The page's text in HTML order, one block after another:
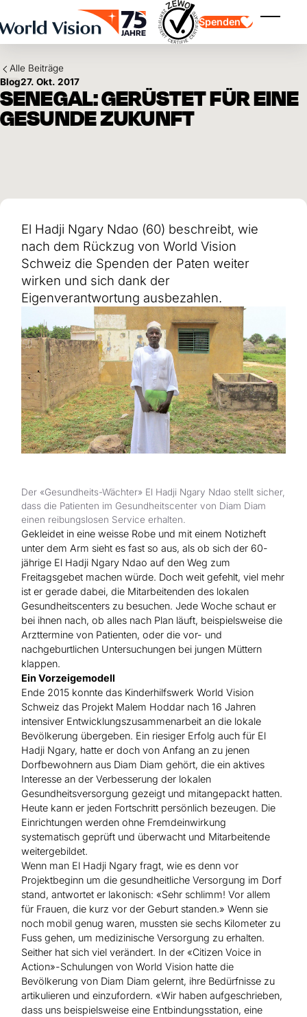
Spenden
Patenschaft für Kinder in Not
Testament und Legat
Philanthropie
Unternehmenskooperationen
Erdbeben Venezuela
Hilfe für Ukraine
Hilfe für Afghanistan
Alle Nothilfe-Projekte
Einsatzgebiete
Wirkung und Erfolge
Mittelverwendung
Jahresbericht und Finanzen
Afrika
Asien
Lateinamerika
Naher Osten und Europa
Alle Beiträge
Blog27. Okt. 2017
SENEGAL: GERÜSTET FÜR EINE
GESUNDE ZUKUNFT
El Hadji Ngary Ndao (60) beschreibt, wie
nach dem Rückzug von World Vision
Schweiz die Spenden der Paten weiter
wirken und sich dank der
Eigenverantwortung ausbezahlen.
Der «Gesundheits-Wächter» El Hadji Ngary Ndao stellt sicher,
dass die Patienten im Gesundheitscenter von Diam Diam
einen reibungslosen Service erhalten.
Gekleidet in eine weisse Robe und mit einem Notizheft
unter dem Arm sieht es fast so aus, als ob sich der 60-
jährige El Hadji Ngary Ndao auf den Weg zum
Freitagsgebet machen würde. Doch weit gefehlt, viel mehr
ist er gerade dabei, die Mitarbeitenden des lokalen
Gesundheitscenters zu besuchen. Jede Woche schaut er
bei ihnen nach, ob alles nach Plan läuft, beispielsweise die
Arzttermine von Patienten, oder die vor- und
nachgeburtlichen Untersuchungen bei jungen Müttern
klappen.
Ein Vorzeigemodell
Ende 2015 konnte das Kinderhilfswerk World Vision
Schweiz das Projekt Malem Hoddar nach 16 Jahren
intensiver Entwicklungszusammenarbeit an die lokale
Bevölkerung übergeben. Ein riesiger Erfolg auch für El
Hadji Ngary, hatte er doch von Anfang an zu jenen
Dorfbewohnern aus Diam Diam gehört, die ein aktives
Interesse an der Verbesserung der lokalen
Gesundheitsversorgung gezeigt und mitangepackt hatten.
Heute kann er jeden Fortschritt persönlich bezeugen. Die
Einrichtungen werden ohne Fremdeinwirkung
systematisch geprüft und überwacht und Mitarbeitende
weitergebildet.
Wenn man El Hadji Ngary fragt, wie es denn vor
Projektbeginn um die gesundheitliche Versorgung im Dorf
stand, antwortet er lakonisch: «Sehr schlimm! Vor allem
für Frauen, die kurz vor der Geburt standen.» Wenn sie
noch mobil genug waren, mussten sie sechs Kilometer zu
Fuss gehen, um medizinische Versorgung zu erhalten.
Seither hat sich viel verändert. In der «Citizen Voice in
Action»-Schulungen von World Vision hatte die
Bevölkerung von Diam Diam gelernt, ihre Bedürfnisse zu
artikulieren und einzufordern. «Wir haben aufgeschrieben,
dass uns beispielsweise eine Entbindungsstation, eine